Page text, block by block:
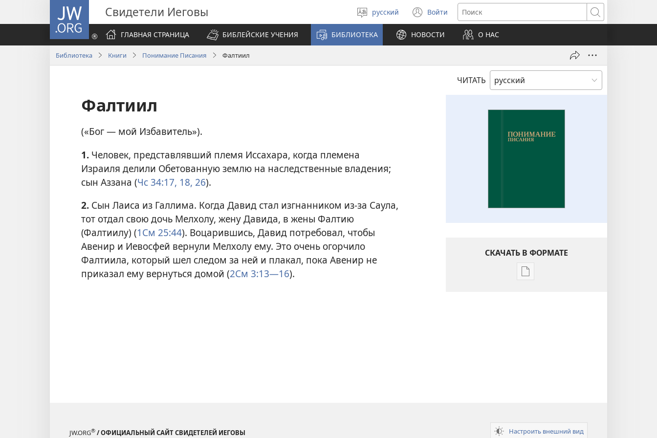
JW.ORG Свидетели Иеговы
Выберите
язык
русский Войти
(открывается
в
новом
окне)
Поиск
ГЛАВНАЯ СТРАНИЦА
БИБЛЕЙСКИЕ УЧЕНИЯ БИБЛИОТЕКА НОВОСТИ О НАС
Библиотека Книги Понимание Писания Фалтиил
ЧИТАТЬ
Фалтиил
(«Бог — мой Избавитель»).
1. Человек, представлявший племя Иссахара, когда племена
Израиля делили Обетованную землю на наследственные владения;
сын Аззана (Чс 34:17, 18, 26).
2. Сын Лаиса из Галлима. Когда Давид стал изгнанником из-за Саула,
тот отдал свою дочь Мелхолу, жену Давида, в жены Фалтию
(Фалтиилу) (1См 25:44). Воцарившись, Давид потребовал, чтобы
Авенир и Иевосфей вернули Мелхолу ему. Это очень огорчило
Фалтиила, который шел следом за ней и плакал, пока Авенир не
приказал ему вернуться домой (2См 3:13—16).
СКАЧАТЬ В ФОРМАТЕ
Варианты
JW.ORG® / ОФИЦИАЛЬНЫЙ САЙТ СВИДЕТЕЛЕЙ ИЕГОВЫ Настроить внешний вид